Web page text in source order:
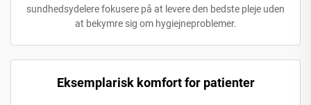
sundhedsydelere fokusere på at levere den bedste pleje uden
at bekymre sig om hygiejneproblemer.
Eksemplarisk komfort for patienter